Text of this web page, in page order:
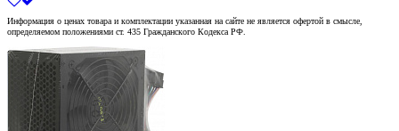
Информация о ценах товара и комплектации указанная на сайте не является офертой в смысле,
определяемом положениями ст. 435 Гражданского Кодекса РФ.